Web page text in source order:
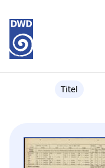
Titel